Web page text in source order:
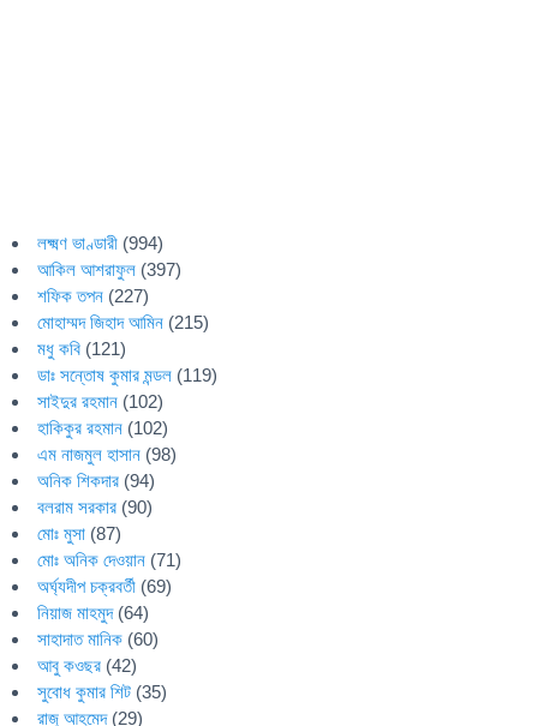
লক্ষ্মণ ভাণ্ডারী (994)
আকিল আশরাফুল (397)
শফিক তপন (227)
মোহাম্মদ জিহাদ আমিন (215)
মধু কবি (121)
ডাঃ সন্তোষ কুমার মন্ডল (119)
সাইদুর রহমান (102)
হাকিকুর রহমান (102)
এম নাজমুল হাসান (98)
অনিক শিকদার (94)
বলরাম সরকার (90)
মোঃ মুসা (87)
মোঃ অনিক দেওয়ান (71)
অর্ঘ্যদীপ চক্রবর্তী (69)
নিয়াজ মাহমুদ(64)
সাহাদাত মানিক (60)
আবু কওছর (42)
সুবোধ কুমার শিট (35)
রাজু আহমেদ(29)